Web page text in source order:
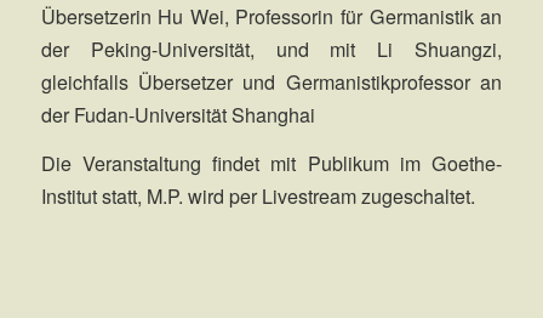
Übersetzerin Hu Wei, Professorin für Germanistik an
der Peking-Universität, und mit Li Shuangzi,
gleichfalls Übersetzer und Germanistikprofessor an
der Fudan-Universität Shanghai
Die Veranstaltung findet mit Publikum im Goethe-
Institut statt, M.P. wird per Livestream zugeschaltet.